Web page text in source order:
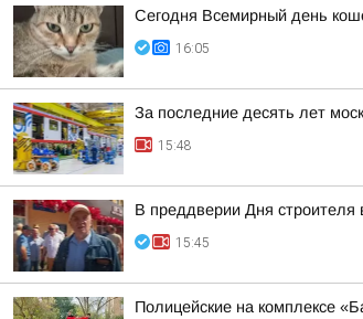
Сегодня Всемирный день
16:05
За последние десять лет
15:48
В преддверии Дня строителя
15:45
Полицейские на комплексе